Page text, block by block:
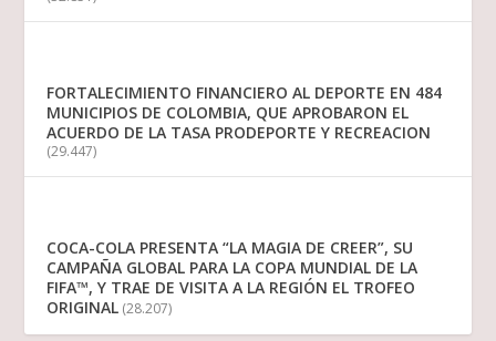
FORTALECIMIENTO FINANCIERO AL DEPORTE EN 484
MUNICIPIOS DE COLOMBIA, QUE APROBARON EL
ACUERDO DE LA TASA PRODEPORTE Y RECREACION
(29.447)
COCA-COLA PRESENTA “LA MAGIA DE CREER”, SU
CAMPAÑA GLOBAL PARA LA COPA MUNDIAL DE LA
FIFA™, Y TRAE DE VISITA A LA REGIÓN EL TROFEO
ORIGINAL (28.207)